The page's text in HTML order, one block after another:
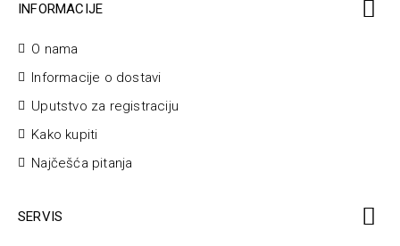
INFORMACIJE
O nama
Informacije o dostavi
Uputstvo za registraciju
Kako kupiti
Najčešća pitanja
SERVIS